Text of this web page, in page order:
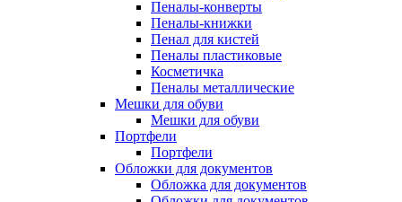
Пеналы-конверты
Пеналы-книжки
Пенал для кистей
Пеналы пластиковые
Косметичка
Пеналы металлические
Мешки для обуви
Мешки для обуви
Портфели
Портфели
Обложки для документов
Обложка для документов